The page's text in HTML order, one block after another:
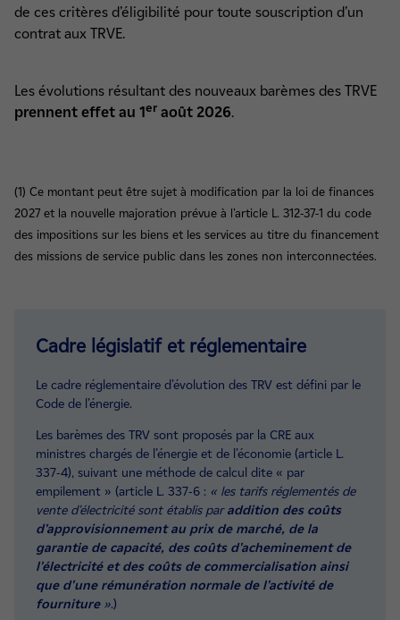
de ces critères d’éligibilité pour toute souscription d’un
contrat aux TRVE.
Les évolutions résultant des nouveaux barèmes des TRVE
prennent effet au 1er août 2026.
(1) Ce montant peut être sujet à modification par la loi de finances
2027 et la nouvelle majoration prévue à l'article L. 312-37-1 du code
des impositions sur les biens et les services au titre du financement
des missions de service public dans les zones non interconnectées.
Cadre législatif et réglementaire
Le cadre réglementaire d’évolution des TRV est défini par le
Code de l’énergie.
Les barèmes des TRV sont proposés par la CRE aux
ministres chargés de l’énergie et de l’économie (article L.
337-4), suivant une méthode de calcul dite « par
empilement » (article L. 337-6 : « les tarifs réglementés de
vente d'électricité sont établis paraddition des coûts
d'approvisionnement au prix de marché, de la
garantie de capacité, des coûts d'acheminement de
l'électricité et des coûts de commercialisation ainsi
que d'une rémunération normale de l'activité de
fourniture ».)